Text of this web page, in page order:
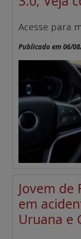
Acesse para
Publicado em 06/
Jovem de
em
Uruana e